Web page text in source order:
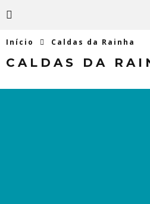
Início Caldas da Rainha
CALDAS DA